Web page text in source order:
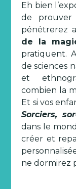
Eh bien
de prouver
pénétrerez
de la
pratiquent.
de sciences
et
combien la
Et si vos
Sorciers,
dans le
créer et
ne dormirez